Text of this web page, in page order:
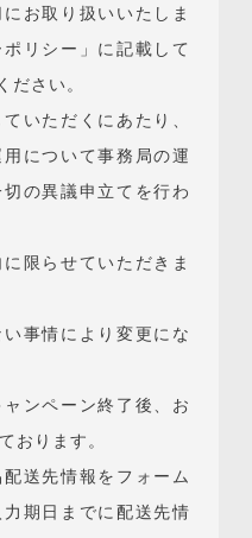
お取り扱いいたしま
リシー」に記載して
ださい。
いただくにあたり、
について事務局の運
の異議申立てを行わ
限らせていただきま
事情により変更にな
ンペーン終了後、お
おります。
送先情報をフォーム
期日までに配送先情